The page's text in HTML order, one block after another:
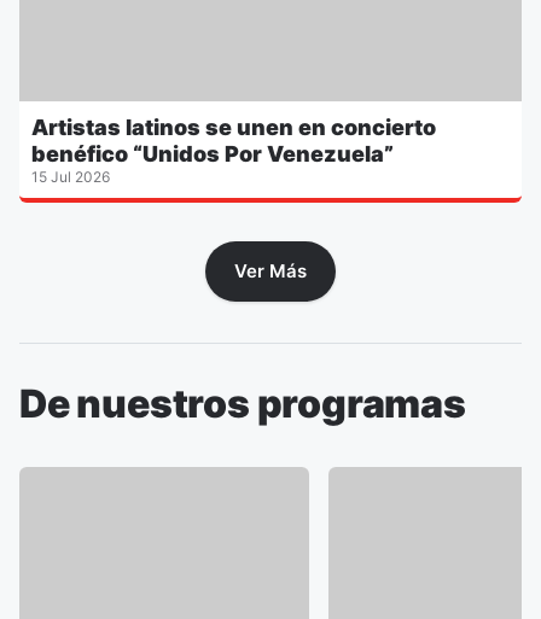
Artistas latinos se unen en concierto
benéfico “Unidos Por Venezuela”
15 Jul 2026
Ver Más
De nuestros programas